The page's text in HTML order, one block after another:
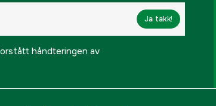
Ja takk!
håndteringen av